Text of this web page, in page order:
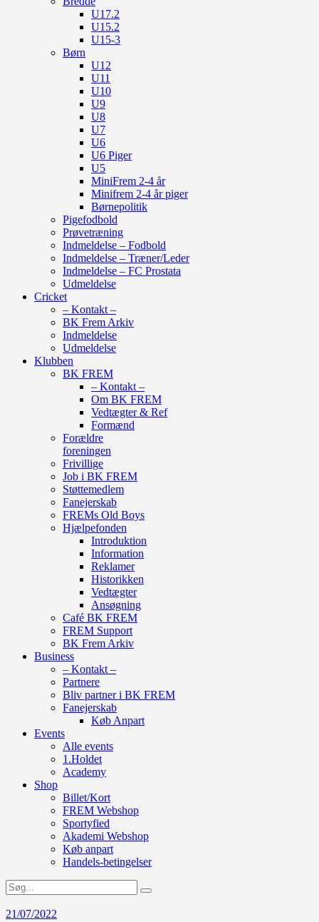
U17.2
U15.2
U15-3
Børn
U12
U11
U10
U9
U8
U7
U6
U6 Piger
U5
MiniFrem 2-4 år
Minifrem 2-4 år piger
Børnepolitik
Pigefodbold
Prøvetræning
Indmeldelse – Fodbold
Indmeldelse – Træner/Leder
Indmeldelse – FC Prostata
Udmeldelse
Cricket
– Kontakt –
BK Frem Arkiv
Indmeldelse
Udmeldelse
Klubben
BK FREM
– Kontakt –
Om BK FREM
Vedtægter & Ref
Formænd
Forældre
foreningen
Frivillige
Job i BK FREM
Støttemedlem
Fanejerskab
FREMs Old Boys
Hjælpefonden
Introduktion
Information
Reklamer
Historikken
Vedtægter
Ansøgning
Café BK FREM
FREM Support
BK Frem Arkiv
Business
– Kontakt –
Partnere
Bliv partner i BK FREM
Fanejerskab
Køb Anpart
Events
Alle events
1.Holdet
Academy
Shop
Billet/Kort
FREM Webshop
Sportyfied
Akademi Webshop
Køb anpart
Handels-betingelser
21/07/2022